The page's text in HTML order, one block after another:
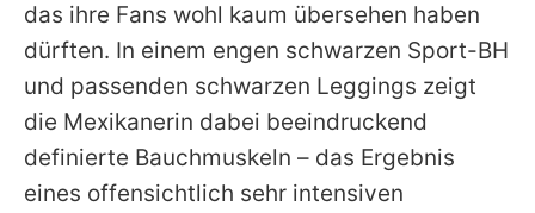
App runterladen
Team
Redaktionelle Richtlinien
Impressum
das ihre Fans wohl kaum übersehen haben
dürften. In einem engen schwarzen Sport-BH
und passenden schwarzen Leggings zeigt
die Mexikanerin dabei beeindruckend
definierte Bauchmuskeln – das Ergebnis
eines offensichtlich sehr intensiven